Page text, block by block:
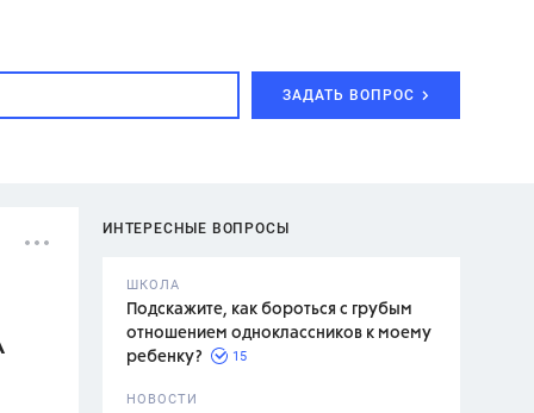
ЗАДАТЬ ВОПРОС
ИНТЕРЕСНЫЕ ВОПРОСЫ
ШКОЛА
Подскажите, как бороться с грубым
отношением одноклассников к моему
ребенку?
15
НОВОСТИ